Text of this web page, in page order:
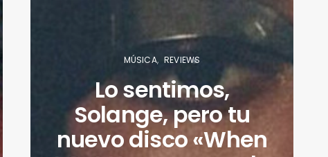
MÚSICA REVIEWS
Lo sentimos,
Solange, pero tu
nuevo disco «When